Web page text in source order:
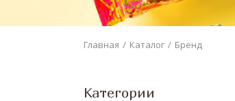
Главная Каталог Бренд
Категории